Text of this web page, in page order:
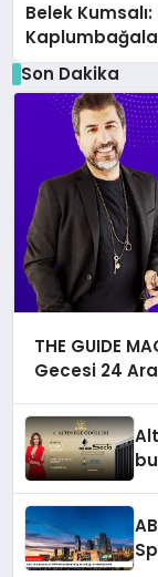
Belek
Son Dakika
THE GUIDE
Gecesi 24